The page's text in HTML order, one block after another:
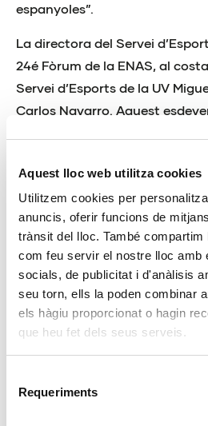
Aquest lloc web utilitza cookies
Utilitzem cookies per
anuncis, oferir funcions de
trànsit del lloc. També
com feu servir el nostre lloc amb
socials, de publicitat i d'anàlisis
seu torn, ells la poden combinar
els hàgiu proporcionat o hagin
que heu fet dels seus serveis.
Requeriments
espanyoles”.
La directora del Servei
24é Fòrum de la ENAS, al
Servei d’Esports de la UV
Carlos Navarro. Aquest
intercanvi de coneixements i
esportiva implementada en
europees més diverses.
“El Fòrum ENAS és una
intercanviar pràctiques i idees
Universitats veïnes”, apunta
nostre objectiu és extraure
el nostre granet d’arena en